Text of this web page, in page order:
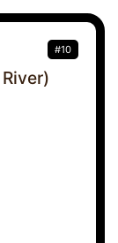
#10